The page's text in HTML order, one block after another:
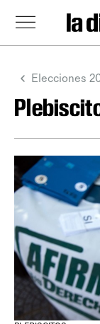
Elecciones